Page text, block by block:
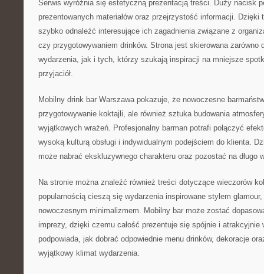
Serwis wyróżnia się estetyczną prezentacją treści. Duży nacisk
prezentowanych materiałów oraz przejrzystość informacji. Dzięki
szybko odnaleźć interesujące ich zagadnienia związane z
czy przygotowywaniem drinków. Strona jest skierowana zarówno
wydarzenia, jak i tych, którzy szukają inspiracji na mniejsze
przyjaciół.
Mobilny drink bar Warszawa pokazuje, że nowoczesne
przygotowywanie koktajli, ale również sztuka budowania
wyjątkowych wrażeń. Profesjonalny barman potrafi połączyć
wysoką kulturą obsługi i indywidualnym podejściem do klienta.
może nabrać ekskluzywnego charakteru oraz pozostać na długo
Na stronie można znaleźć również treści dotyczące wieczorów
popularnością cieszą się wydarzenia inspirowane stylem
nowoczesnym minimalizmem. Mobilny bar może zostać
imprezy, dzięki czemu całość prezentuje się spójnie i atrakcyjnie
podpowiada, jak dobrać odpowiednie menu drinków, dekoracje
wyjątkowy klimat wydarzenia.